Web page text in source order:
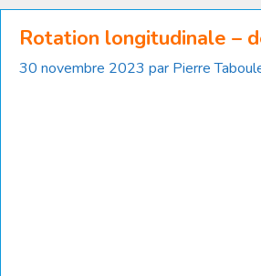
Rotation longitudinale –
30 novembre 2023 par Pierre